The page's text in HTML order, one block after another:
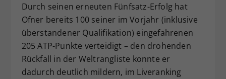
Durch seinen erneuten Fünfsatz-Erfolg hat
Ofner bereits 100 seiner im Vorjahr (inklusive
überstandener Qualifikation) eingefahrenen
205 ATP-Punkte verteidigt – den drohenden
Rückfall in der Weltrangliste konnte er
dadurch deutlich mildern, im Liveranking